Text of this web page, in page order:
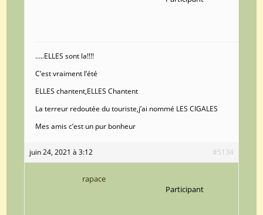
…..ELLES sont la!!!!
C’est vraiment l’été
ELLES chantent,ELLES Chantent
La terreur redoutée du touriste,j’ai nommé LES CIGALES
Mes amis c’est un pur bonheur
juin 24, 2021 à 3:12 #5134
rapace
Participant